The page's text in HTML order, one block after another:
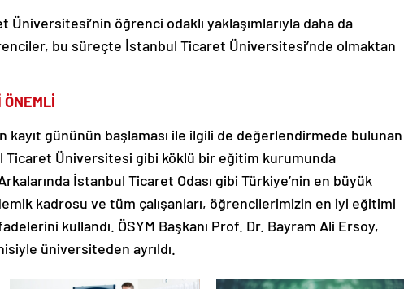
öğrenci odaklı yaklaşımlarıyla daha da
bu süreçte İstanbul Ticaret Üniversitesi’nde olmaktan
ÖNEMLİ
kayıt gününün başlaması ile ilgili de değerlendirmede bulunan
Ticaret Üniversitesi gibi köklü bir eğitim kurumunda
İstanbul Ticaret Odası gibi Türkiye’nin en büyük
kadrosu ve tüm çalışanları, öğrencilerimizin en iyi eğitimi
kullandı. ÖSYM Başkanı Prof. Dr. Bayram Ali Ersoy,
üniversiteden ayrıldı.